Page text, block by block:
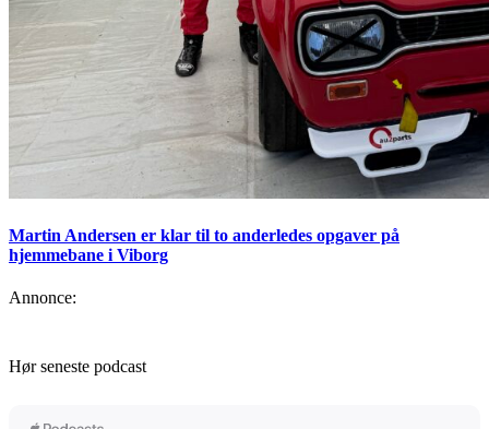
Martin Andersen er klar til to anderledes opgaver på
hjemmebane i Viborg
Annonce:
Hør seneste podcast